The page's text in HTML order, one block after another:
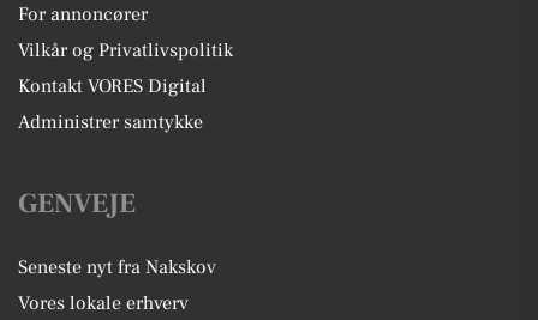
For annoncører
Vilkår og Privatlivspolitik
Kontakt VORES Digital
Administrer samtykke
GENVEJE
Seneste nyt fra Nakskov
Vores lokale erhverv